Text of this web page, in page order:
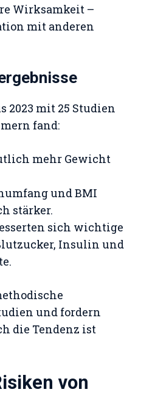
Wirksamkeit –
mit anderen
2023 mit 25 Studien
fand:
mehr Gewicht
und BMI
stärker.
sich wichtige
Insulin und
und fordern
die Tendenz ist
von